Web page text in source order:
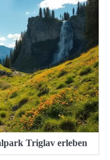
Triglav erleben